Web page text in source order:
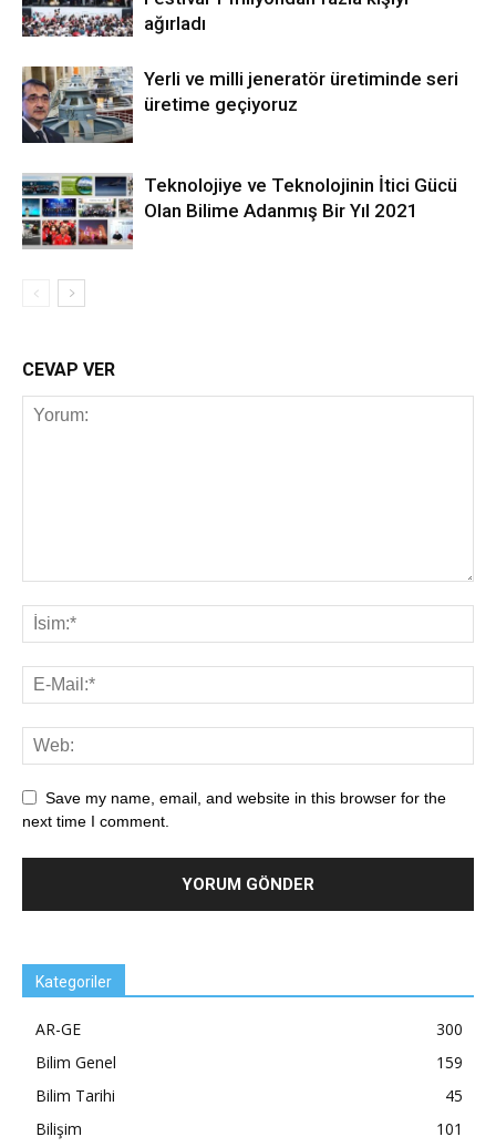
ağırladı
Yerli ve milli jeneratör üretiminde seri
üretime geçiyoruz
Teknolojiye ve Teknolojinin İtici Gücü
Olan Bilime Adanmış Bir Yıl 2021
CEVAP VER
Save my name, email, and website in this browser for the
next time I comment.
Kategoriler
AR-GE
300
Bilim Genel
159
Bilim Tarihi
45
Bilişim
101